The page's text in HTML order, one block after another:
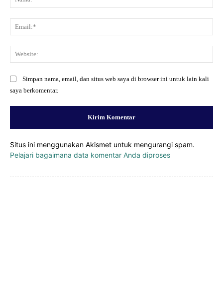
Simpan nama, email, dan situs web saya di browser ini untuk lain kali
saya berkomentar.
Situs ini menggunakan Akismet untuk mengurangi spam.
Pelajari bagaimana data komentar Anda diproses